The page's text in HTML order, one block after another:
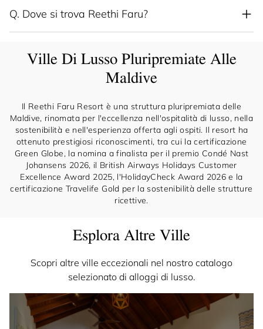
Q. Dove si trova Reethi Faru?
Ville Di Lusso Pluripremiate Alle
Maldive
Il Reethi Faru Resort è una struttura pluripremiata delle
Maldive, rinomata per l'eccellenza nell'ospitalità di lusso, nella
sostenibilità e nell'esperienza offerta agli ospiti. Il resort ha
ottenuto prestigiosi riconoscimenti, tra cui la certificazione
Green Globe, la nomina a finalista per il premio Condé Nast
Johansens 2026, il British Airways Holidays Customer
Excellence Award 2025, l'HolidayCheck Award 2026 e la
certificazione Travelife Gold per la sostenibilità delle strutture
ricettive.
Esplora Altre Ville
Scopri altre ville eccezionali nel nostro catalogo
selezionato di alloggi di lusso.